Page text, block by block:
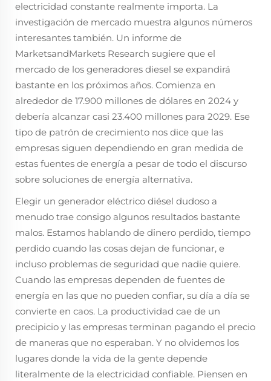
electricidad constante realmente importa. La
investigación de mercado muestra algunos números
interesantes también. Un informe de
MarketsandMarkets Research sugiere que el
mercado de los generadores diesel se expandirá
bastante en los próximos años. Comienza en
alrededor de 17.900 millones de dólares en 2024 y
debería alcanzar casi 23.400 millones para 2029. Ese
tipo de patrón de crecimiento nos dice que las
empresas siguen dependiendo en gran medida de
estas fuentes de energía a pesar de todo el discurso
sobre soluciones de energía alternativa.
Elegir un generador eléctrico diésel dudoso a
menudo trae consigo algunos resultados bastante
malos. Estamos hablando de dinero perdido, tiempo
perdido cuando las cosas dejan de funcionar, e
incluso problemas de seguridad que nadie quiere.
Cuando las empresas dependen de fuentes de
energía en las que no pueden confiar, su día a día se
convierte en caos. La productividad cae de un
precipicio y las empresas terminan pagando el precio
de maneras que no esperaban. Y no olvidemos los
lugares donde la vida de la gente depende
literalmente de la electricidad confiable. Piensen en